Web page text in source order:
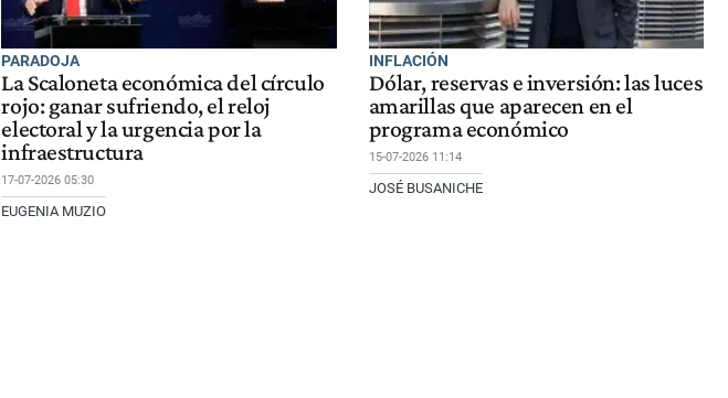
PARADOJA
La Scaloneta económica del círculo
rojo: ganar sufriendo, el reloj
electoral y la urgencia por la
infraestructura
17-07-2026 05:30
EUGENIA MUZIO
INFLACIÓN
Dólar, reservas e inversión: las luces
amarillas que aparecen en el
programa económico
15-07-2026 11:14
JOSÉ BUSANICHE